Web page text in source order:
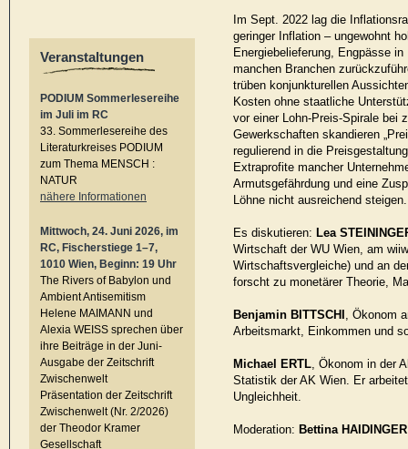
Veranstaltungen
PODIUM Sommerlesereihe
im Juli im RC
33. Sommerlesereihe des
Literaturkreises PODIUM
zum Thema MENSCH :
NATUR
nähere Informationen
Mittwoch, 24. Juni 2026, im
RC, Fischerstiege 1–7,
1010 Wien, Beginn: 19 Uhr
The Rivers of Babylon und
Ambient Antisemitism
Helene MAIMANN und
Alexia WEISS sprechen über
ihre Beiträge in der Juni-
Ausgabe der Zeitschrift
Zwischenwelt
Präsentation der Zeitschrift
Zwischenwelt (Nr. 2/2026)
der Theodor Kramer
Gesellschaft
Im Sept. 2022 lag die
geringer Inflation – ungewohnt
Energiebelieferung, Engpässe
manchen Branchen
trüben konjunkturellen
Kosten ohne staatliche
vor einer Lohn-Preis-Spirale bei
Gewerkschaften skandieren
regulierend in die
Extraprofite mancher
Armutsgefährdung und eine
Löhne nicht ausreichend steigen.
Es diskutieren: Lea
Wirtschaft der WU Wien, am
Wirtschaftsvergleiche) und an
forscht zu monetärer Theorie,
Benjamin BITTSCHI , Ökonom
Arbeitsmarkt, Einkommen und
Michael ERTL, Ökonom in der
Statistik der AK Wien. Er
Ungleichheit.
Moderation: Bettina HAIDINGER